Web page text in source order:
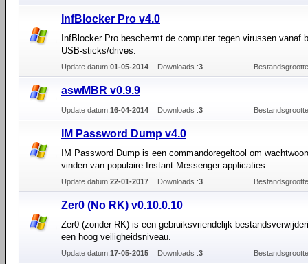
InfBlocker Pro v4.0
InfBlocker Pro beschermt de computer tegen virussen vanaf
USB-sticks/drives.
Update datum:01-05-2014 Downloads :3
aswMBR v0.9.9
Update datum:16-04-2014 Downloads :3
IM Password Dump v4.0
IM Password Dump is een commandoregeltool om
vinden van populaire Instant Messenger applicaties.
Update datum:22-01-2017 Downloads :3
Zer0 (No RK) v0.10.0.10
Zer0 (zonder RK) is een gebruiksvriendelijk
een hoog veiligheidsniveau.
Update datum:17-05-2015 Downloads :3